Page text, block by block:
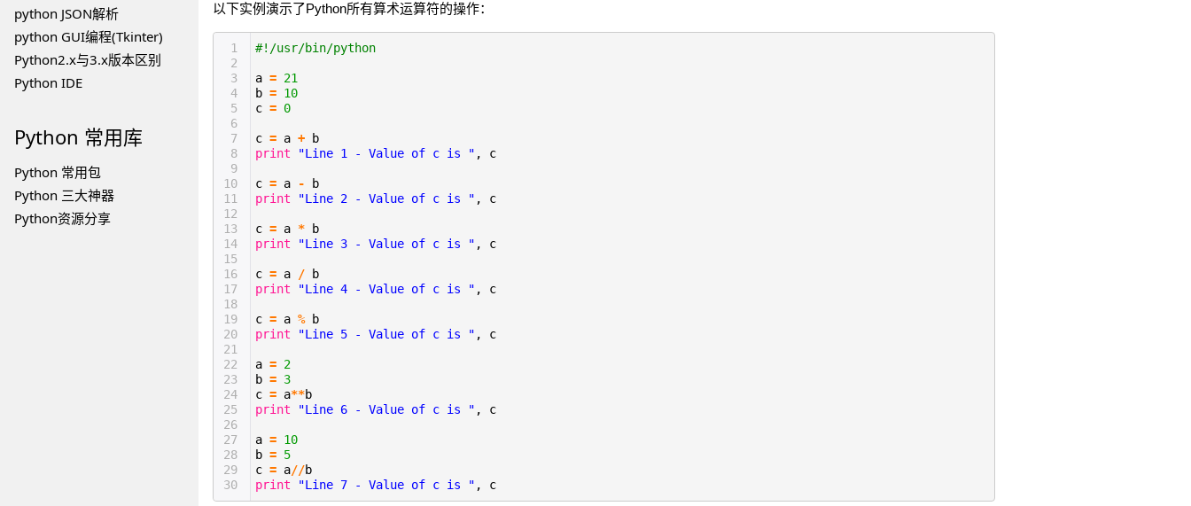
python JSON解析
python GUI编程(Tkinter)
Python2.x与3.x版本区别
Python IDE
Python 常用库
Python 常用包
Python 三大神器
Python资源分享
以下实例演示了Python所有算术运算符的操作：
1
2
3
4
5
6
7
8
9
10
11
12
13
14
15
16
17
18
19
20
21
22
23
24
25
26
27
28
29
30
#!/usr/bin/python
a = 21
b = 10
c = 0
c = a +
b
print
"Line 1 - Value of c is " , c
c = a -
b
print
"Line 2 - Value of c is " , c
c = a *
b
print
"Line 3 - Value of c is " , c
c = a /
b
print
"Line 4 - Value of c is " , c
c = a %
b
print
"Line 5 - Value of c is " , c
a = 2
b = 3
c = a**b
print
"Line 6 - Value of c is " , c
a = 10
b = 5
c = a//b
print
"Line 7 - Value of c is " , c